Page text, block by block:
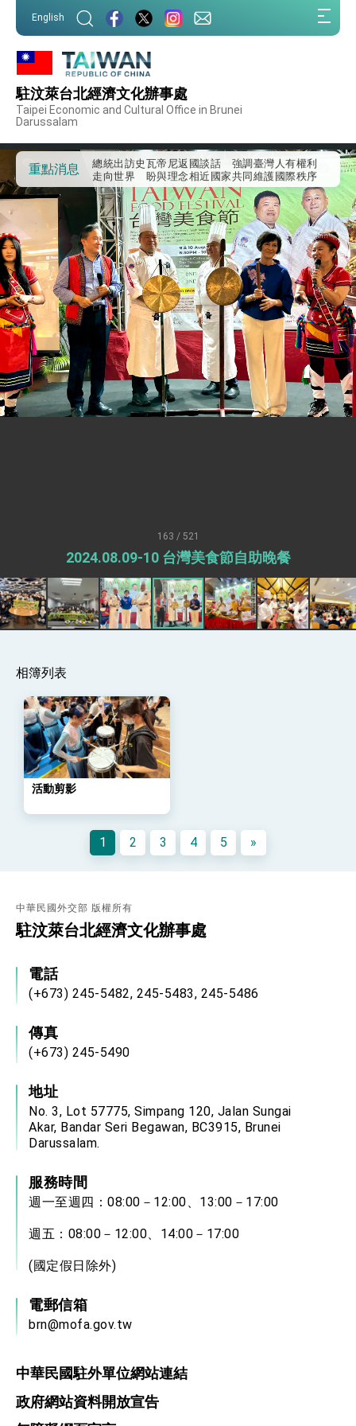
English
駐汶萊台北經濟文化辦事處
Taipei Economic and Cultural Office in Brunei
Darussalam
重點消息
我國政府將在美國亞利桑納州設立「駐鳳凰城辦
事處」，進一步深化台美交流合作
第一屆亞太在宅醫療大會開幕 總統盼分享臺灣
經驗為亞太醫療照護發展開創新里程碑
及「台灣智慧醫療與健康產業展」預告短片，向
世界展現台灣守護全球健康的創新能量
總統出訪史瓦帝尼返國談話 強調臺灣人有權利
走向世界 盼與理念相近國家共同維護國際秩序
堅定走向世界 賴總統抵達史瓦帝尼王國進行國是
訪問
總統與五院院長新春茶敘 盼化分歧為團結、為
國家邁出合作第一步
總統農曆春節談話
台美貿易協議完成簽署達成6大目標、創5大歷史
性突破 總統強調將以3大面向加速臺灣經濟轉型
升級 籲請立院全力支持並盡速通過
臺美簽署「對等貿易協定」確立對等關稅15%且不
疊加 我輸美2072項產品豁免對等關稅
總統接受「法新社」（AFP）專訪內容
外交部長林佳龍於《外交事務》撰文指出：自由
世界 需要台灣，團結合作方能守護繁榮
外交部長林佳龍出席《台灣光華雜誌》50週年慶
外交部長林佳龍接見美國智庫「德國馬歇爾基金
會」訪問團一行，深化跨大西洋戰略夥伴關係
臺美經貿談判獲階段性成果 卓揆期勉爭取時間完
成「臺美對等貿易協定」簽署
卓揆：臺美關稅談判階段性結果有助臺灣取得有
利戰略地位 全力支持「臺美對等貿易協定」簽署
民調顯示多數國人滿意政府外交表現，高度支持
「總合外交」與台歐美日關係深化
總統以「韌性之島，希望之光」為題發表2026新
年談話
總統主持「守護民主台灣國安行動方案」記者
會 強調以實力守護台海和平 以決心掌握國家
總統發表執政周年談話 盼面對未來挑戰 堅持
團結 迎風轉型 穩健前行
賴總統就職演說影片
總統重要談話
外交部重要言論
163 / 521
2024.08.09-10 台灣美食節自助晚餐
相簿列表
活動剪影
1 2 3 4 5 »
中華民國外交部 版權所有
駐汶萊台北經濟文化辦事處
電話
(+673) 245-5482, 245-5483, 245-5486
傳真
(+673) 245-5490
地址
No. 3, Lot 57775, Simpang 120, Jalan Sungai
Akar, Bandar Seri Begawan, BC3915, Brunei
Darussalam.
服務時間
週一至週四：08:00－12:00、13:00－17:00
週五：08:00－12:00、14:00－17:00
(國定假日除外)
電郵信箱
brn@mofa.gov.tw
中華民國駐外單位網站連結
政府網站資料開放宣告